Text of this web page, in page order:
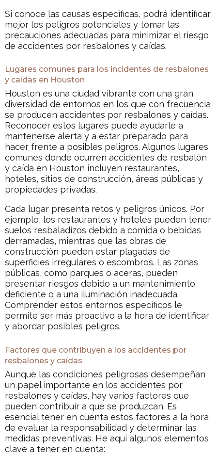
Si conoce las causas específicas, podrá identificar
mejor los peligros potenciales y tomar las
precauciones adecuadas para minimizar el riesgo
de accidentes por resbalones y caídas.
Lugares comunes para los incidentes de resbalones
y caídas en Houston
Houston es una ciudad vibrante con una gran
diversidad de entornos en los que con frecuencia
se producen accidentes por resbalones y caídas.
Reconocer estos lugares puede ayudarle a
mantenerse alerta y a estar preparado para
hacer frente a posibles peligros. Algunos lugares
comunes donde ocurren accidentes de resbalón
y caída en Houston incluyen restaurantes,
hoteles, sitios de construcción, áreas públicas y
propiedades privadas.
Cada lugar presenta retos y peligros únicos. Por
ejemplo, los restaurantes y hoteles pueden tener
suelos resbaladizos debido a comida o bebidas
derramadas, mientras que las obras de
construcción pueden estar plagadas de
superficies irregulares o escombros. Las zonas
públicas, como parques o aceras, pueden
presentar riesgos debido a un mantenimiento
deficiente o a una iluminación inadecuada.
Comprender estos entornos específicos le
permite ser más proactivo a la hora de identificar
y abordar posibles peligros.
Factores que contribuyen a los accidentes por
resbalones y caídas
Aunque las condiciones peligrosas desempeñan
un papel importante en los accidentes por
resbalones y caídas, hay varios factores que
pueden contribuir a que se produzcan. Es
esencial tener en cuenta estos factores a la hora
de evaluar la responsabilidad y determinar las
medidas preventivas. He aquí algunos elementos
clave a tener en cuenta: